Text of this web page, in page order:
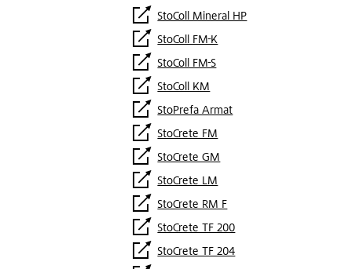
StoColl Mineral HP
StoColl FM-K
StoColl FM-S
StoColl KM
StoPrefa Armat
StoCrete FM
StoCrete GM
StoCrete LM
StoCrete RM F
StoCrete TF 200
StoCrete TF 204